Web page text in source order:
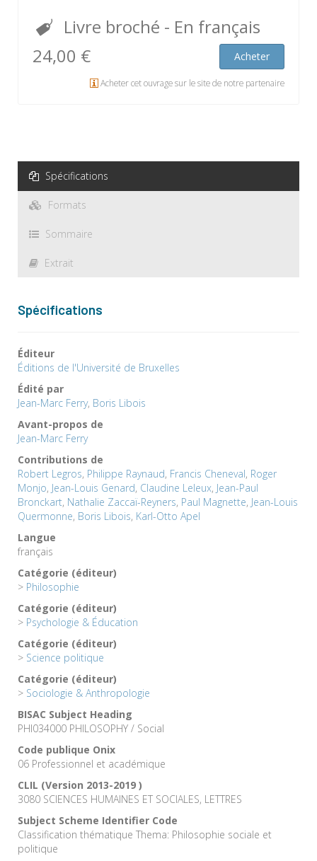
Livre broché - En français
24,00 €
Acheter
Acheter cet ouvrage sur le site de notre partenaire
Spécifications
Formats
Sommaire
Extrait
Spécifications
Éditeur
Éditions de l'Université de Bruxelles
Édité par
Jean-Marc Ferry, Boris Libois
Avant-propos de
Jean-Marc Ferry
Contributions de
Robert Legros, Philippe Raynaud, Francis Cheneval, Roger
Monjo, Jean-Louis Genard, Claudine Leleux, Jean-Paul
Bronckart, Nathalie Zaccaï-Reyners, Paul Magnette, Jean-Louis
Quermonne, Boris Libois, Karl-Otto Apel
Langue
français
Catégorie (éditeur)
> Philosophie
Catégorie (éditeur)
> Psychologie & Éducation
Catégorie (éditeur)
> Science politique
Catégorie (éditeur)
> Sociologie & Anthropologie
BISAC Subject Heading
PHI034000 PHILOSOPHY / Social
Code publique Onix
06 Professionnel et académique
CLIL (Version 2013-2019 )
3080 SCIENCES HUMAINES ET SOCIALES, LETTRES
Subject Scheme Identifier Code
Classification thématique Thema: Philosophie sociale et
politique